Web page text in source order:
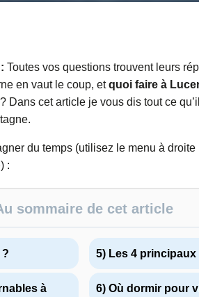
Toutes vos questions trouvent leurs
en vaut le coup, etquoi faire à
? Dans cet article je vous dis tout ce
du temps (utilisez le menu à
:
sommaire de cet article
à
5) Les 4
6) Où dormir pour